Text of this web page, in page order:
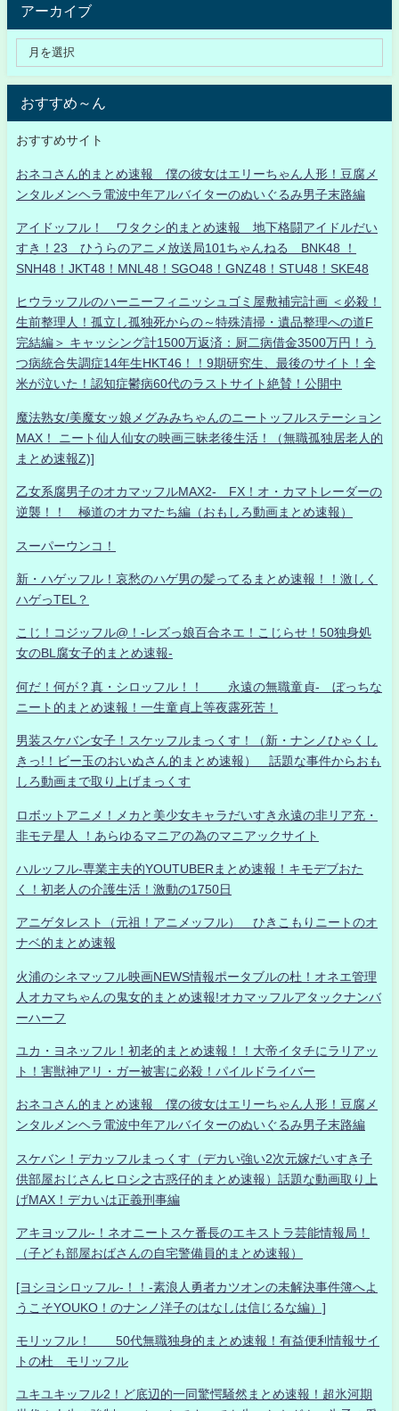
アーカイブ
おすすめ～ん
おすすめサイト
おネコさん的まとめ速報 僕の彼女はエリーちゃん人形！豆腐メ
ンタルメンヘラ電波中年アルバイターのぬいぐるみ男子末路編
アイドッフル！ ワタクシ的まとめ速報 地下格闘アイドルだい
すき！23 ひうらのアニメ放送局101ちゃんねる BNK48 ！
SNH48！JKT48！MNL48！SGO48！GNZ48！STU48！SKE48
ヒウラッフルのハーニーフィニッシュゴミ屋敷補完計画 ＜必殺！
生前整理人！孤立し孤独死からの～特殊清掃・遺品整理への道F
完結編＞ キャッシング計1500万返済：厨二病借金3500万円！う
つ病統合失調症14年生HKT46！！9期研究生、最後のサイト！全
米が泣いた！認知症鬱病60代のラストサイト絶賛！公開中
魔法熟女/美魔女ッ娘メグみみちゃんのニートッフルステーション
MAX！ ニート仙人仙女の映画三昧老後生活！（無職孤独居老人的
まとめ速報Z)]
乙女系腐男子のオカマッフルMAX2- FX！オ・カマトレーダーの
逆襲！！ 極道のオカマたち編（おもしろ動画まとめ速報）
スーパーウンコ！
新・ハゲッフル！哀愁のハゲ男の髪ってるまとめ速報！！激しく
ハゲっTEL？
こじ！コジッフル@！-レズっ娘百合ネエ！こじらせ！50独身処
女のBL腐女子的まとめ速報-
何だ！何が？真・シロッフル！！ 永遠の無職童貞- ぼっちな
ニート的まとめ速報！一生童貞上等夜露死苦！
男装スケバン女子！スケッフルまっくす！（新・ナンノひゃくし
きっ!！ビー玉のおいぬさん的まとめ速報） 話題な事件からおも
しろ動画まで取り上げまっくす
ロボットアニメ！メカと美少女キャラだいすき永遠の非リア充・
非モテ星人 ！あらゆるマニアの為のマニアックサイト
ハルッフル-専業主夫的YOUTUBERまとめ速報！キモデブおた
く！初老人の介護生活！激動の1750日
アニゲタレスト（元祖！アニメッフル） ひきこもりニートのオ
ナベ的まとめ速報
火浦のシネマッフル映画NEWS情報ポータブルの杜！オネエ管理
人オカマちゃんの鬼女的まとめ速報!オカマッフルアタックナンバ
ーハーフ
ユカ・ヨネッフル！初老的まとめ速報！！大帝イタチにラリアッ
ト！害獣神アリ・ガー被害に必殺！パイルドライバー
おネコさん的まとめ速報 僕の彼女はエリーちゃん人形！豆腐メ
ンタルメンヘラ電波中年アルバイターのぬいぐるみ男子末路編
スケバン！デカッフルまっくす（デカい強い2次元嫁だいすき子
供部屋おじさんヒロシ之古惑仔的まとめ速報）話題な動画取り上
げMAX！デカいは正義刑事編
アキヨッフル-！ネオニートスケ番長のエキストラ芸能情報局！
（子ども部屋おばさんの自宅警備員的まとめ速報）
[ヨシヨシロッフル-！！-素浪人勇者カツオンの未解決事件簿へよ
うこそYOUKO！のナンノ洋子のはなしは信じるな編）]
モリッフル！ 50代無職独身的まとめ速報！有益便利情報サイ
トの杜 モリッフル
ユキユキッフル2！ど底辺的一同驚愕騒然まとめ速報！超氷河期